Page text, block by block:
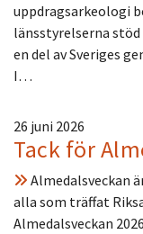
uppdragsarkeologi
länsstyrelserna
en del av Sveriges
I…
26 juni 2026
Tack för
Almedalsveckan
alla som träffat
Almedalsveckan